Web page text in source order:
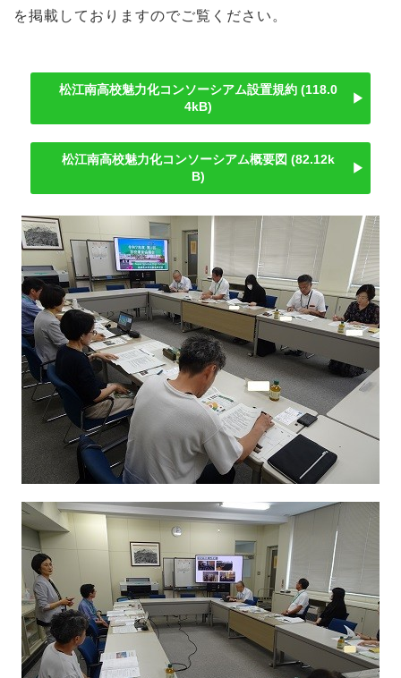
を掲載しておりますのでご覧ください。
松江南高校魅力化コンソーシアム設置規約
118.0
4kB
松江南高校魅力化コンソーシアム概要図
82.12k
B